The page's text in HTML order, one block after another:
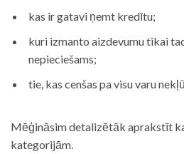
kas ir gatavi ņemt kredītu;
kuri izmanto aizdevumu tikai
nepieciešams;
tie, kas cenšas pa visu varu
Mēģināsim detalizētāk aprakstīt
kategorijām.